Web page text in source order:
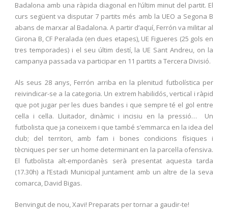
Badalona amb una ràpida diagonal en l’últim minut del partit. El
curs següent va disputar 7 partits més amb la UEO a Segona B
abans de marxar al Badalona. A partir d’aquí, Ferrón va militar al
Girona B, CF Peralada (en dues etapes), UE Figueres (25 gols en
tres temporades) i el seu últim destí, la UE Sant Andreu, on la
campanya passada va participar en 11 partits a Tercera Divisió.
Als seus 28 anys, Ferrón arriba en la plenitud futbolística per
reivindicar-se a la categoria. Un extrem habilidós, vertical i ràpid
que pot jugar per les dues bandes i que sempre té el gol entre
cella i cella. Lluitador, dinàmic i incisiu en la pressió… Un
futbolista que ja coneixem i que també s’emmarca en la idea del
club; del territori, amb fam i bones condicions físiques i
tècniques per ser un home determinant en la parcel·la ofensiva.
El futbolista alt-empordanès serà presentat aquesta tarda
(17.30h) a l’Estadi Municipal juntament amb un altre de la seva
comarca, David Bigas.
Benvingut de nou, Xavi! Preparats per tornar a gaudir-te!